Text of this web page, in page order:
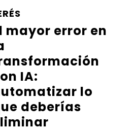
mayor error en
IA:
lo
deberías